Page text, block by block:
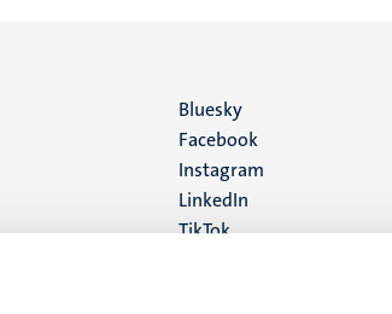
Social
media
Bluesky
Facebook
Instagram
LinkedIn
TikTok